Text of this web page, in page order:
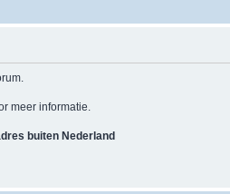
meer informatie.
buiten Nederland